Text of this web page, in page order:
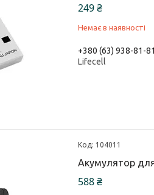
249 ₴
Немає в наявності
+380 (63) 938-81-81
Lifecell
104011
Акумулятор
588 ₴